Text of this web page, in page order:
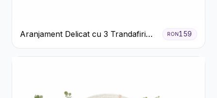
Aranjament Delicat cu 3 Trandafiri
Roz în Cutie Albă
RON159